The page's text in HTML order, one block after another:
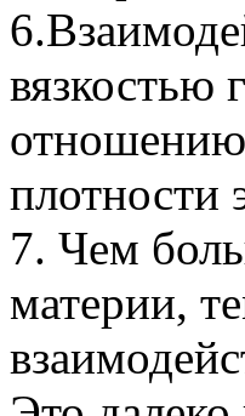
вязкостью
отношению
плотности
7. Чем
материи,